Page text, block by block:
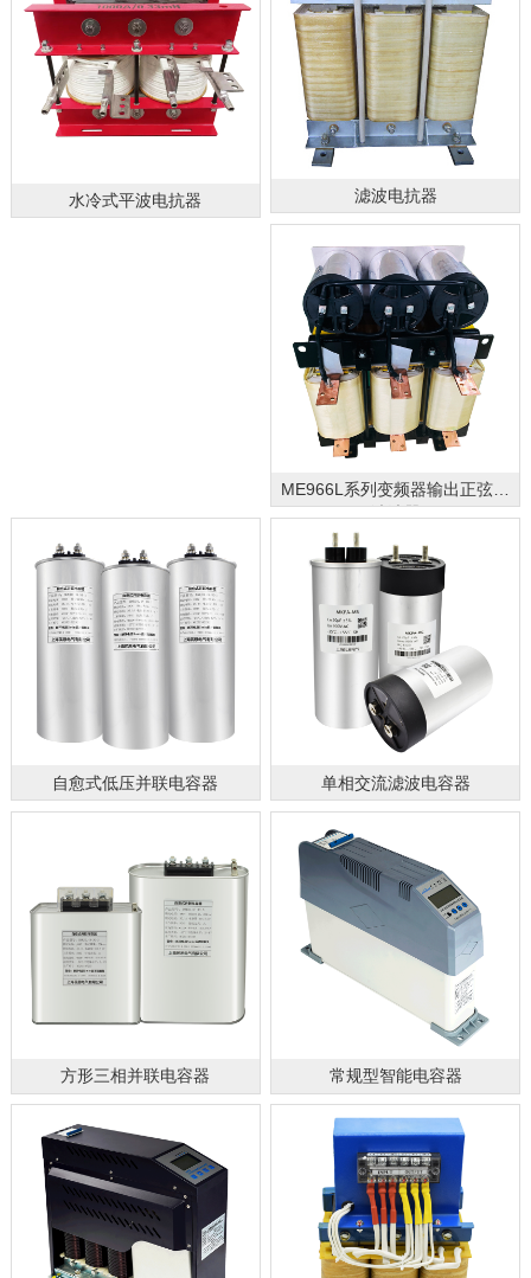
水冷式平波电抗器 滤波电抗器
ME966L系列变频器输出正弦波
滤波器
自愈式低压并联电容器 单相交流滤波电容器
方形三相并联电容器 常规型智能电容器